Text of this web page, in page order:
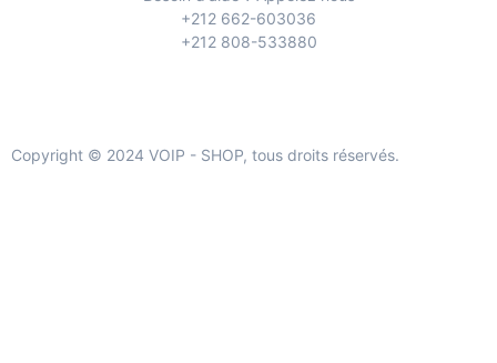
+212 662-603036
+212 808-533880
Copyright © 2024 VOIP - SHOP, tous droits réservés.